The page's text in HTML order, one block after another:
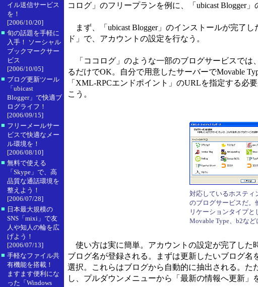
イル送信サービス
を！
[2006/10/20]
■ 旬の話題を手軽に
入手！ ソーシャル
ブックマークサー
ビス
[2006/10/05]
■ ブログ更新ツール
「ubicast
Blogger」で快適ブ
ログライフ！
[2006/09/15]
■ フリーメールサー
ビスで快適なメー
ル環境を！
[2006/08/10]
■ 無料で使える
「Skype」で、高
品質な通話環境を
整えよう！
[2006/07/28]
■ 日本最大規模の
SNS「mixi」で友
人や知人の輪を広
げよう！
[2006/07/13]
■ 手軽なファイル共
有機能を搭載！
ますます便利にな
った「Windows
コログ」のフリープランを例に、「ubicast Blogger」
まず、「ubicast Blogger」のインストールが完了
ド」で、アカウントの設定を行なう。
「ココログ」のような一部のブログサービスでは
るだけでOK。自分で用意したサーバーでMovable
「XML-RPCエンドポイント」のURLを指定する必
こう。
対応しているホスティ
のブログサービスだ。
リケーションタイプと
Movable Type、b2な
使い方は実に簡単。アカウントの設定が完了した
ブログ名が登録される。まずは更新したいブログ
選択。これらはブログから自動的に抽出される。
し、プルダウンメニューから「最新の情報へ更新」